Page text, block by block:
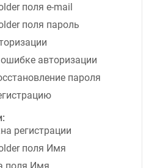
поля e-mail
поля пароль
авторизации
пароля
регистрации
поля Имя
поля Имя